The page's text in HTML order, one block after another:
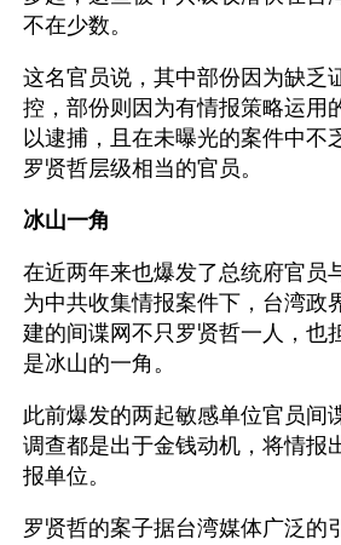
不在少数。
这名官员说，其中部份因为缺乏
控，部份则因为有情报策略运用
以逮捕，且在未曝光的案件中不
罗贤哲层级相当的官员。
冰山一角
在近两年来也爆发了总统府官员
为中共收集情报案件下，台湾政
建的间谍网不只罗贤哲一人，也
是冰山的一角。
此前爆发的两起敏感单位官员间
调查都是出于金钱动机，将情报
报单位。
罗贤哲的案子据台湾媒体广泛的